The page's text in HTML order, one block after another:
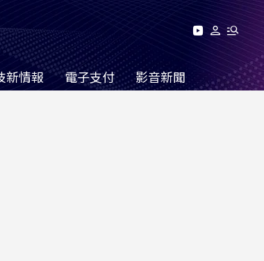
新情報 電子支付 影音新聞